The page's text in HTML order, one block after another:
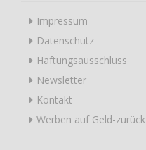
Impressum
Datenschutz
Haftungsausschluss
Newsletter
Kontakt
Werben auf Geld-zurück